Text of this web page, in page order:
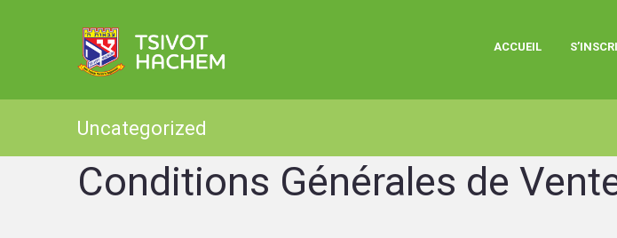
ACCUEIL
Uncategorized
Conditions Générales de